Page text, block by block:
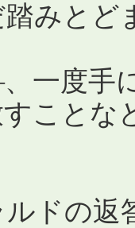
みとど
度手に
すこと
ドの返